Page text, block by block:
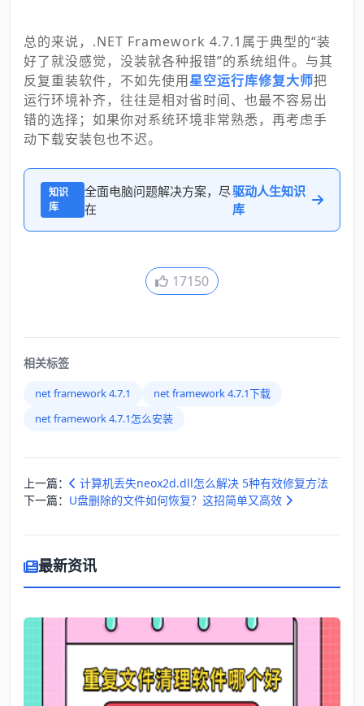
总的来说，.NET Framework 4.7.1属于典型的“装
好了就没感觉，没装就各种报错”的系统组件。与其
反复重装软件，不如先使用星空运行库修复大师把
运行环境补齐，往往是相对省时间、也最不容易出
错的选择；如果你对系统环境非常熟悉，再考虑手
动下载安装包也不迟。
知识
库
全面电脑问题解决方案，尽
在
驱动人生知识
库
17150
相关标签
net framework 4.7.1
net framework 4.7.1下载
net framework 4.7.1怎么安装
上一篇：
计算机丢失neox2d.dll怎么解决 5种有效修复方法
下一篇： U盘删除的文件如何恢复？这招简单又高效
最新资讯